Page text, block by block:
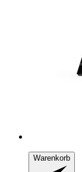
Warenkorb